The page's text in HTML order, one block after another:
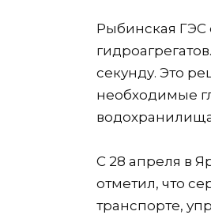
Рыбинская ГЭС
секунду. Это
необходимые
С 28 апреля в
отметил, что
транспорте,